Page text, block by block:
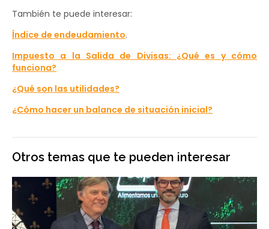
También te puede interesar:
Índice de endeudamiento.
Impuesto a la Salida de Divisas: ¿Qué es y cómo
funciona?
¿Qué son las utilidades?
¿Cómo hacer un balance de situación inicial?
Otros temas que te pueden interesar